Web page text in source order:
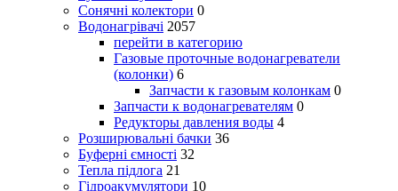
Сонячні колектори 0
Водонагрівачі 2057
перейти в категорию
Газовые проточные водонагреватели
(колонки) 6
Запчасти к газовым колонкам 0
Запчасти к водонагревателям 0
Редукторы давления воды 4
Розширювальні бачки 36
Буферні ємності 32
Тепла підлога 21
Гідроакумулятори 10